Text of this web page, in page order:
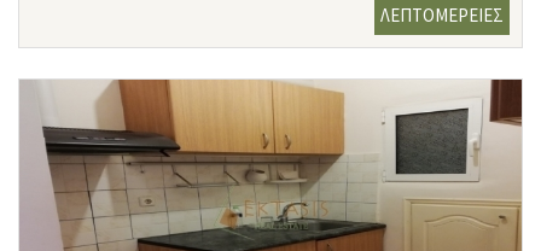
ΛΕΠΤΟΜΕΡΕΙΕΣ